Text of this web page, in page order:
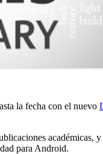
la fecha con el nuevo
para Android.